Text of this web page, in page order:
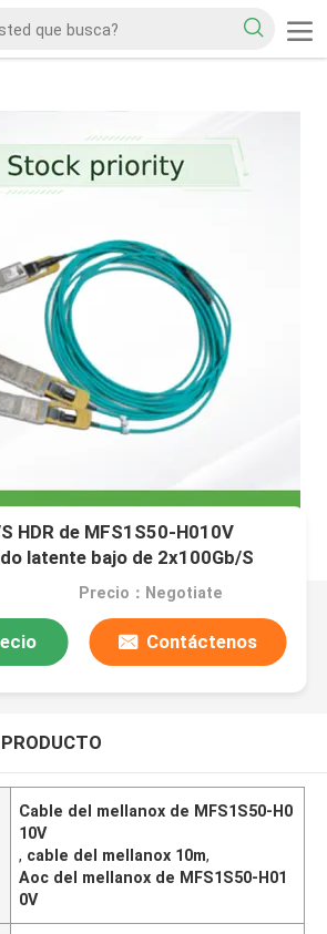
HDR de MFS1S50-H010V
latente bajo de 2x100Gb/S
Precio：Negotiate
Contáctenos
Cable del mellanox de MFS1S50-H0
10V
, cable del mellanox 10m,
Aoc del mellanox de MFS1S50-H01
0V